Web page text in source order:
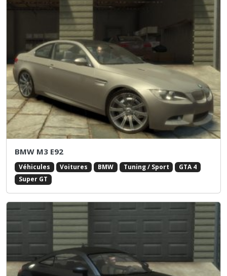
BMW M3 E92
Véhicules Voitures BMW Tuning / Sport
GTA 4
Super GT